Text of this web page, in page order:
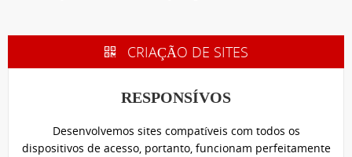
CRIAÇÃO DE SITES
RESPONSÍVOS
Desenvolvemos sites compatíveis com todos os
dispositivos de acesso, portanto, funcionam perfeitamente